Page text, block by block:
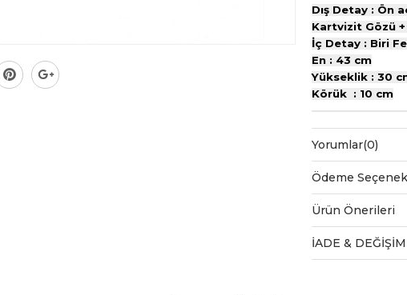
Dış Detay : Ön
Kartvizit Gözü
İç Detay : Biri
En : 43 cm
Yükseklik : 30
Körük : 10 cm
Yorumlar(0)
Ödeme
Ürün Önerileri
İADE & DEĞİŞİM